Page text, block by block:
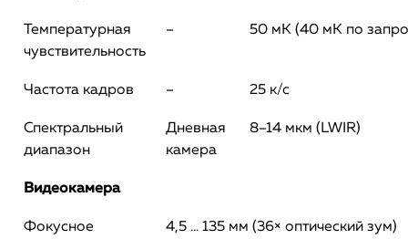
Температурная
чувствительность
– 50 мК (40 мК по
Частота кадров – 25 к/с
Спектральный
диапазон
Дневная
камера
8–14 мкм (LWIR)
Видеокамера
Фокусное 4,5 … 135 мм (36× оптический зум)